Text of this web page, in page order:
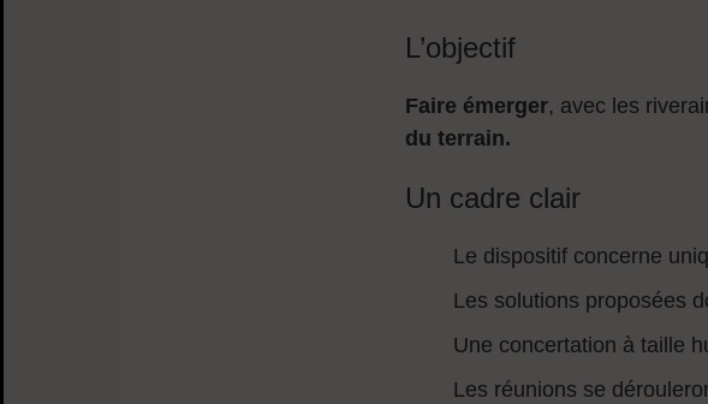
L’objectif
Faire émerger, avec les
du terrain.
Un cadre clair
Le dispositif concerne
Les solutions proposées
Une concertation à taille
Les réunions se